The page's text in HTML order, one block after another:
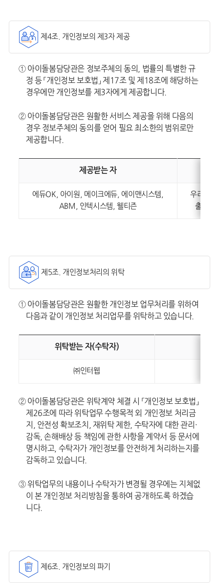
제4조. 개인정보의 제3자 제공
① 아이돌봄담당관은 정보주체의 동의, 법률의 특별한 규
정 등 「개인정보 보호법」 제17조 및 제18조에 해당하는
경우에만 개인정보를 제3자에게 제공합니다.
② 아이돌봄담당관은 원활한 서비스 제공을 위해 다음의
경우 정보주체의 동의를 얻어 필요 최소한의 범위로만
제공합니다.
제공받는 자
에듀OK, 아이원, 메이크에듀, 에이맨시스템,
ABM, 인텍시스템, 웰티즌
우리동네
출결 문
제5조. 개인정보처리의 위탁
① 아이돌봄담당관은 원활한 개인정보 업무처리를 위하여
다음과 같이 개인정보 처리업무를 위탁하고 있습니다.
위탁받는 자(수탁자)
㈜인터웹
② 아이돌봄담당관은 위탁계약 체결 시 「개인정보 보호법」
제26조에 따라 위탁업무 수행목적 외 개인정보 처리금
지, 안전성 확보조치, 재위탁 제한, 수탁자에 대한 관리·
감독, 손해배상 등 책임에 관한 사항을 계약서 등 문서에
명시하고, 수탁자가 개인정보를 안전하게 처리하는지를
감독하고 있습니다.
③ 위탁업무의 내용이나 수탁자가 변경될 경우에는 지체없
이 본 개인정보 처리방침을 통하여 공개하도록 하겠습
니다.
제6조. 개인정보의 파기